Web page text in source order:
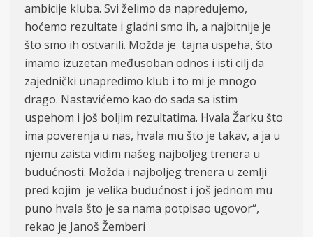
ambicije kluba. Svi želimo da napredujemo,
hoćemo rezultate i gladni smo ih, a najbitnije je
što smo ih ostvarili. Možda je tajna uspeha, što
imamo izuzetan međusoban odnos i isti cilj da
zajednički unapredimo klub i to mi je mnogo
drago. Nastavićemo kao do sada sa istim
uspehom i još boljim rezultatima. Hvala Žarku što
ima poverenja u nas, hvala mu što je takav, a ja u
njemu zaista vidim našeg najboljeg trenera u
budućnosti. Možda i najboljeg trenera u zemlji
pred kojim je velika budućnost i još jednom mu
puno hvala što je sa nama potpisao ugovor“,
rekao je Janoš Žemberi